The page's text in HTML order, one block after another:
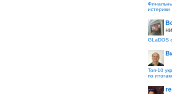
истерики
GLaDOS
Топ-10
по